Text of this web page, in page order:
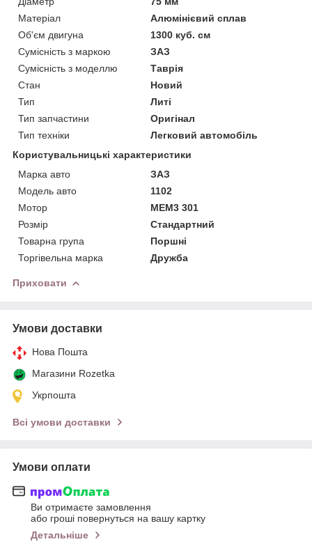
Матеріал
Алюмінієвий сплав
Об'єм двигуна
1300 куб. см
Сумісність з маркою
ЗАЗ
Сумісність з моделлю
Таврія
Стан
Новий
Тип
Литі
Тип запчастини
Оригінал
Тип техніки
Легковий автомобіль
Користувальницькі характеристики
Марка авто
ЗАЗ
Модель авто
1102
Мотор
МЕМ3 301
Розмір
Стандартний
Товарна група
Поршні
Торгівельна марка
Дружба
Приховати
Умови доставки
Нова Пошта
Магазини Rozetka
Укрпошта
Всі умови доставки
Умови оплати
Ви отримаєте замовлення
або гроші повернуться на вашу картку
Детальніше